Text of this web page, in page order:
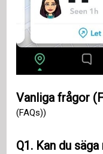
Vanliga frågor
(FAQs))
Q1. Kan du